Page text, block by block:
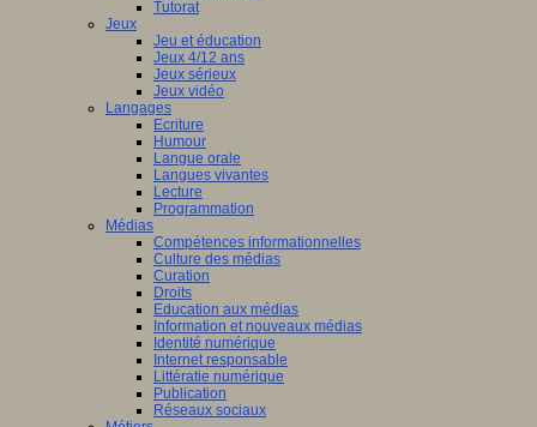
Tutorat
Jeux
Jeu et éducation
Jeux 4/12 ans
Jeux sérieux
Jeux vidéo
Langages
Ecriture
Humour
Langue orale
Langues vivantes
Lecture
Programmation
Médias
Compétences informationnelles
Culture des médias
Curation
Droits
Education aux médias
Information et nouveaux médias
Identité numérique
Internet responsable
Littératie numérique
Publication
Réseaux sociaux